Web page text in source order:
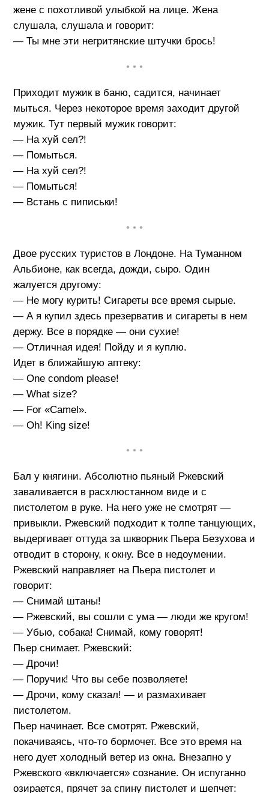
жене с похотливой улыбкой на лице. Жена
слушала, слушала и говорит:
— Ты мне эти негритянские штучки брось!
• • •
Приходит мужик в баню, садится, начинает
мыться. Через некоторое время заходит другой
мужик. Тут первый мужик говорит:
— На хуй сел?!
— Помыться.
— На хуй сел?!
— Помыться!
— Встань с пиписьки!
• • •
Двое русских туристов в Лондоне. На Туманном
Альбионе, как всегда, дожди, сыро. Один
жалуется другому:
— Не могу курить! Сигареты все время сырые.
— А я купил здесь презерватив и сигареты в нем
держу. Все в порядке — они сухие!
— Отличная идея! Пойду и я куплю.
Идет в ближайшую аптеку:
— One condom please!
— What size?
— For «Camel».
— Oh! King size!
• • •
Бал у княгини. Абсолютно пьяный Ржевский
заваливается в расхлюстанном виде и с
пистолетом в руке. На него уже не смотрят —
привыкли. Ржевский подходит к толпе танцующих,
выдергивает оттуда за шкворник Пьера Безухова и
отводит в сторону, к окну. Все в недоумении.
Ржевский направляет на Пьера пистолет и
говорит:
— Снимай штаны!
— Ржевский, вы сошли с ума — люди же кругом!
— Убью, собака! Снимай, кому говорят!
Пьер снимает. Ржевский:
— Дрочи!
— Поручик! Что вы себе позволяете!
— Дрочи, кому сказал! — и размахивает
пистолетом.
Пьер начинает. Все смотрят. Ржевский,
покачиваясь, что-то бормочет. Все это время на
него дует холодный ветер из окна. Внезапно у
Ржевского «включается» сознание. Он испуганно
озирается, прячет за спину пистолет и шепчет: